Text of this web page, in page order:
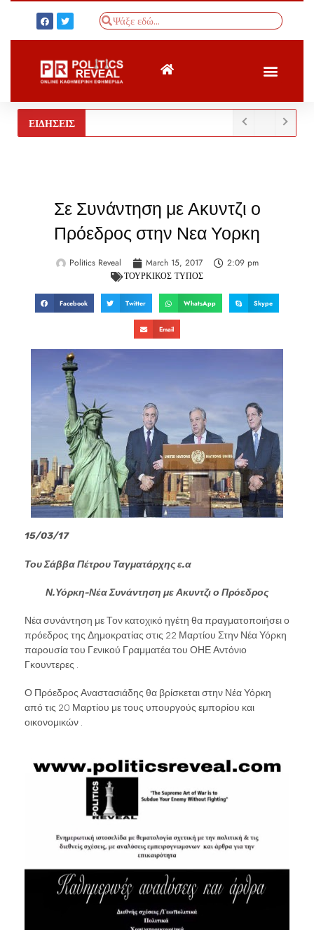
ΕΙΔΗΣΕΙΣ
Σε Συνάντηση με Ακυντζι ο
Πρόεδρος στην Νεα Υορκη
Politics Reveal March 15, 2017
2:09 pm
ΤΟΥΡΚΙΚΟΣ ΤΥΠΟΣ
Facebook Twitter WhatsApp Skype
Email
15/03/17
Του Σάββα Πέτρου Ταγματάρχης ε.α
Ν.Υόρκη-Νέα Συνάντηση με Ακυντζιο Πρόεδρος
Νέα συνάντηση με Τον κατοχικό ηγέτη θα πραγματοποιήσει ο
πρόεδρος της Δημοκρατίας στις 22 Μαρτίου Στην Νέα Υόρκη
παρουσία του Γενικού Γραμματέα του ΟΗΕ Αντόνιο
Γκουντερες .
Ο Πρόεδρος Αναστασιάδης θα βρίσκεται στην Νέα Υόρκη
από τις 20 Μαρτίου με τους υπουργούς εμπορίου και
οικονομικών .